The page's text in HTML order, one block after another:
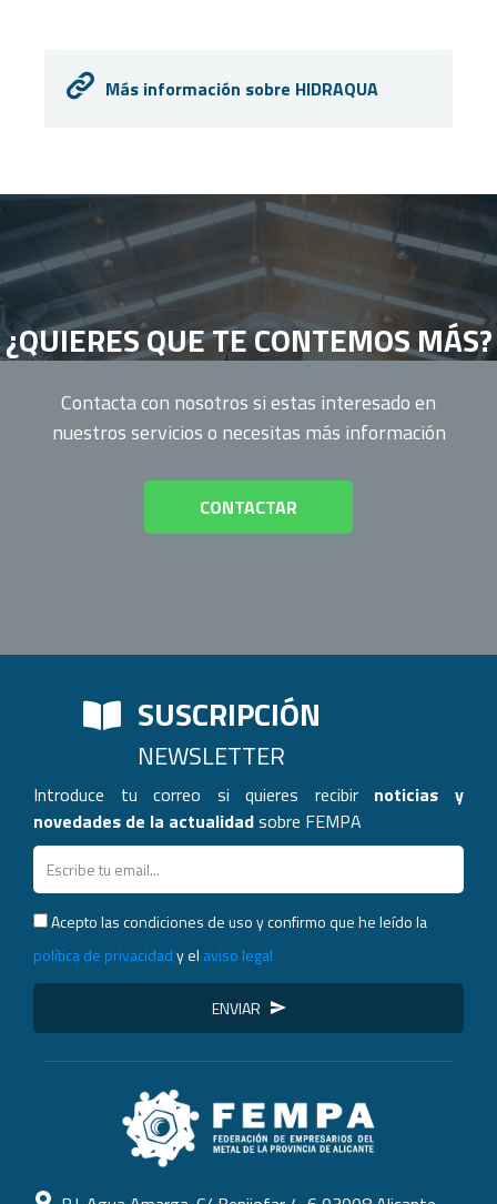
Más información sobre HIDRAQUA
¿QUIERES QUE TE CONTEMOS MÁS?
Contacta con nosotros si estas interesado en
nuestros servicios o necesitas más información
CONTACTAR
SUSCRIPCIÓN
NEWSLETTER
Introduce tu correo si quieres recibir noticias y
novedades de la actualidadsobre FEMPA
Acepto las condiciones de uso y confirmo que he leído la
política de privacidady el aviso legal
ENVIAR